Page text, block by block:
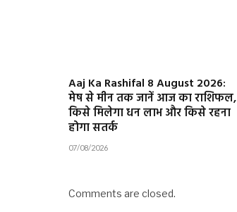
Aaj Ka Rashifal 8 August 2026:
मेष से मीन तक जानें आज का राशिफल,
किसे मिलेगा धन लाभ और किसे रहना
होगा सतर्क
07/08/2026
Comments are closed.